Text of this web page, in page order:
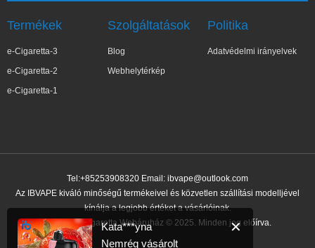
Termékek
e-Cigaretta-3
e-Cigaretta-2
e-Cigaretta-1
Szolgáltatások
Blog
Webhelytérkép
Politika
Adatvédelmi irányelvek
Tel:+85253908320 Email: ibvape@outlook.com
Az IBVAPE kiváló minőségű termékeivel és közvetlen szállítási modelljével
kínálja a legjobb értéket a vásárlóinak.
IBVAPE E-cigaretta Webáruház © 2025. Minden jog előírva.
✕
Kata***yna
Nemrég vásárolt